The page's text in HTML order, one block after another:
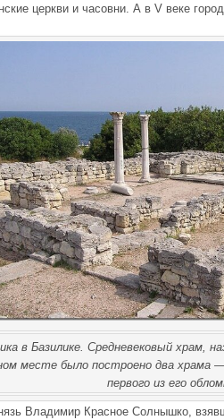
церкви и часовни. А в V веке
в Базилике. Средневековый храм,
месте было построено два храма
первого из его
Владимир Красное Солнышко,